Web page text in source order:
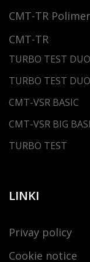
CMT-TR Polimer
CMT-TR
TURBO TEST DUO
TURBO TEST
CMT-VSR BASIC
CMT-VSR BIG
TURBO TEST
LINKI
Privay policy
Cookie notice